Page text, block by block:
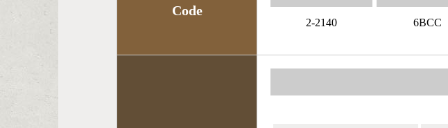
Code
2-2140 6BCC